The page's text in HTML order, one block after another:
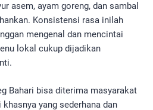
asem, ayam goreng, dan sambal
Konsistensi rasa inilah
mengenal dan mencintai
lokal cukup dijadikan
Bahari bisa diterima masyarakat
yang sederhana dan